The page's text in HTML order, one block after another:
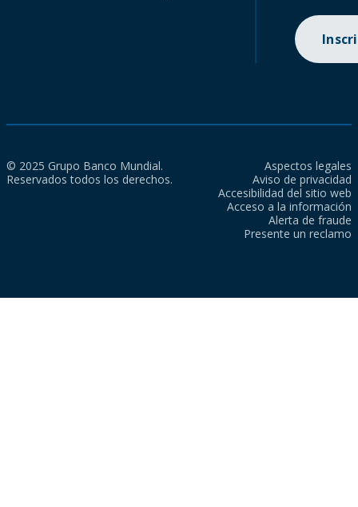
© 2025 Grupo Banco Mundial.
Reservados todos los derechos.
Aspectos legales
Aviso de privacidad
Accesibilidad del sitio web
Acceso a la información
Alerta de fraude
Presente un reclamo